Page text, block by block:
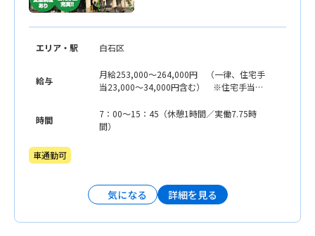
エリア・駅 白石区
給与
月給253,000〜264,000円 （一律、住宅手
当23,000〜34,000円含む） ※住宅手当
単身/月30,600円、世帯主/扶養家族あり/月
34,000円）
時間
7：00〜15：45（休憩1時間／実働7.75時
間）
車通勤可
気になる 詳細を見る